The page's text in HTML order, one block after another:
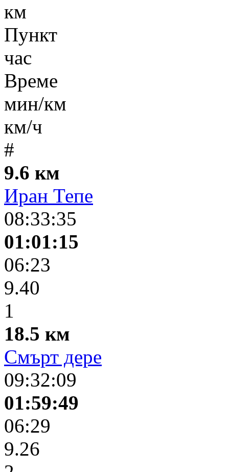
км
Пункт
час
Време
мин/км
км/ч
#
9.6 км
Иран Тепе
08:33:35
01:01:15
06:23
9.40
1
18.5 км
Смърт дере
09:32:09
01:59:49
06:29
9.26